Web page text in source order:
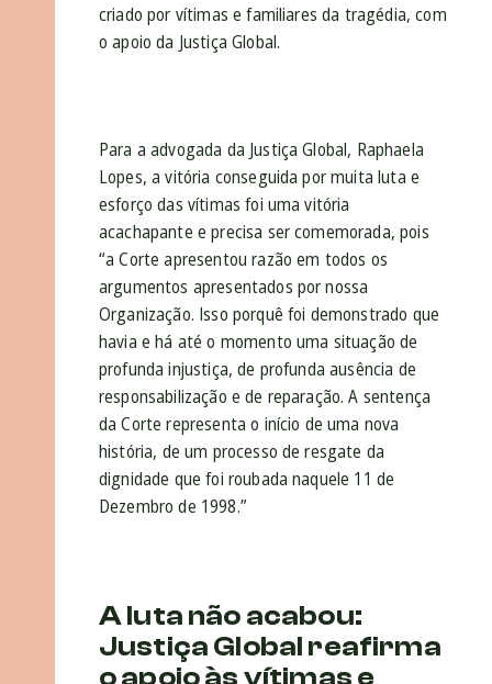
criado por vítimas e familiares da tragédia, com
o apoio da Justiça Global.
Para a advogada da Justiça Global, Raphaela
Lopes, a vitória conseguida por muita luta e
esforço das vítimas foi uma vitória
acachapante e precisa ser comemorada, pois
“a Corte apresentou razão em todos os
argumentos apresentados por nossa
Organização. Isso porquê foi demonstrado que
havia e há até o momento uma situação de
profunda injustiça, de profunda ausência de
responsabilização e de reparação. A sentença
da Corte representa o início de uma nova
história, de um processo de resgate da
dignidade que foi roubada naquele 11 de
Dezembro de 1998.”
A luta não acabou:
Justiça Global reafirma
o apoio às vítimas e